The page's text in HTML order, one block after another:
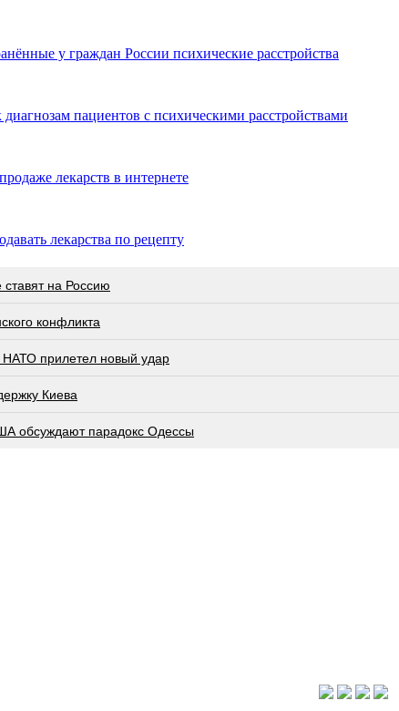
у граждан России психические расстройства
пациентов с психическими расстройствами
лекарств в интернете
лекарства по рецепту
на Россию
конфликта
НАТО прилетел новый удар
Киева
обсуждают парадокс Одессы